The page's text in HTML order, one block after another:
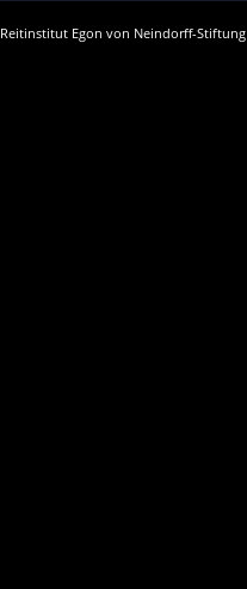
Egon von Neindorff-Stiftung